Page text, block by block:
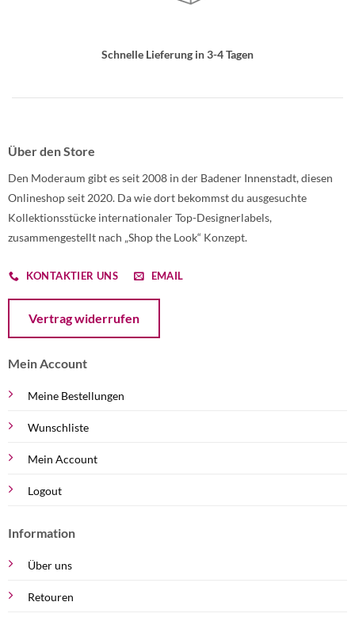
Schnelle Lieferung in 3-4 Tagen
Über den Store
Den Moderaum gibt es seit 2008 in der Badener Innenstadt, diesen
Onlineshop seit 2020. Da wie dort bekommst du ausgesuchte
Kollektionsstücke internationaler Top-Designerlabels,
zusammengestellt nach „Shop the Look“ Konzept.
KONTAKTIER UNS EMAIL
Vertrag widerrufen
Mein Account
Meine Bestellungen
Wunschliste
Mein Account
Logout
Information
Über uns
Retouren